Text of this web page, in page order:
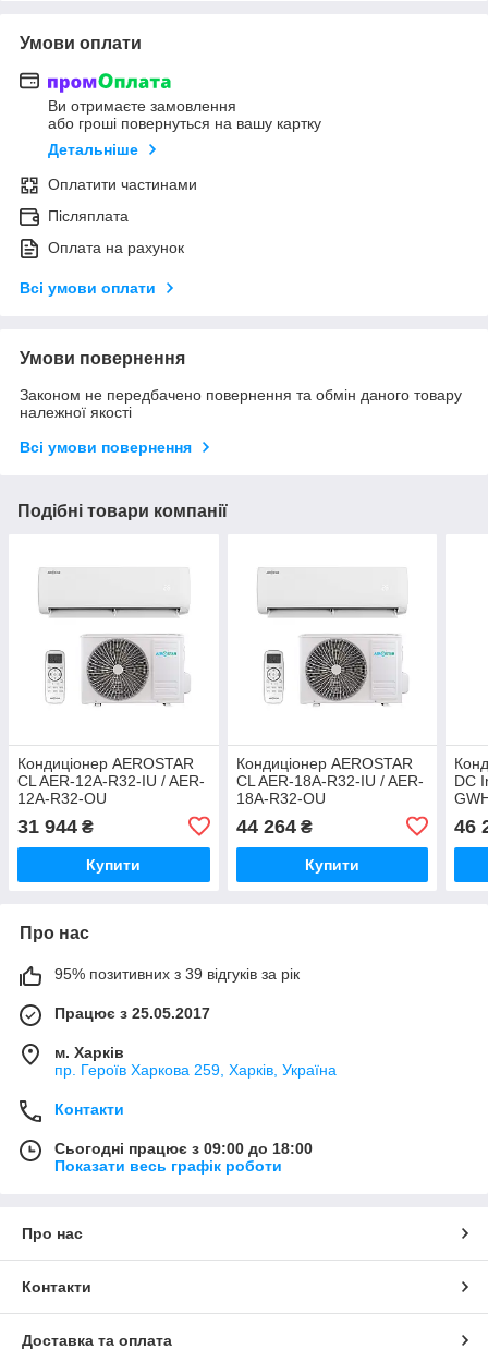
Умови оплати
Ви отримаєте замовлення
або гроші повернуться на вашу картку
Детальніше
Оплатити частинами
Післяплата
Оплата на рахунок
Всі умови оплати
Умови повернення
Законом не передбачено повернення та обмін даного товару
належної якості
Всі умови повернення
Подібні товари компанії
Кондиціонер AEROSTAR
CL AER-12A-R32-IU / AER-
12A-R32-OU
31 944 ₴
Купити
Кондиціонер AEROSTAR
CL AER-18A-R32-IU / AER-
18A-R32-OU
44 264₴
Купити
DC
46
Про нас
95% позитивних з 39 відгуків за рік
Працює з 25.05.2017
м. Харків
пр. Героїв Харкова 259, Харків, Україна
Контакти
Сьогодні працює з 09:00 до 18:00
Показати весь графік роботи
Про нас
Контакти
Доставка та оплата